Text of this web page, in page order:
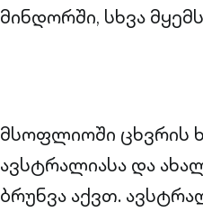
მინდორში, სხვა
მსოფლიოში ცხვრის
ავსტრალიასა და
ბრუნვა აქვთ.